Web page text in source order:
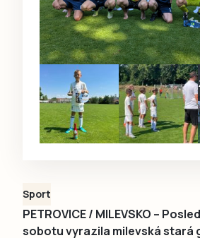
Sport
PETROVICE / MILEVSKO –
sobotu vyrazila milevská stará